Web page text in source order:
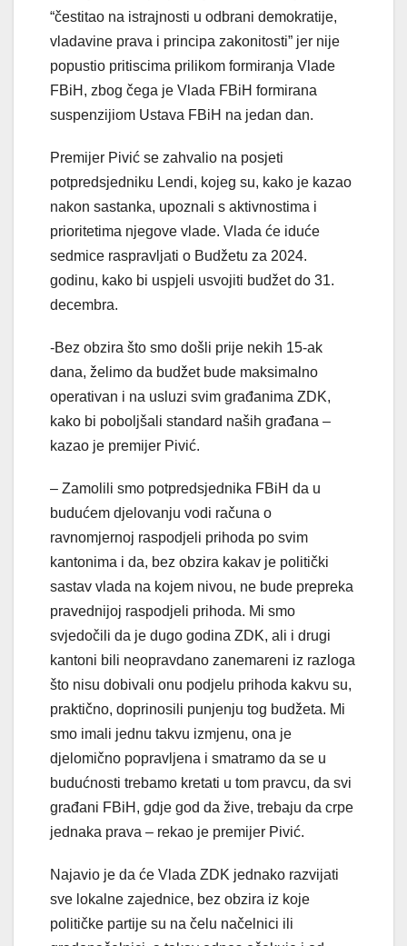
“čestitao na istrajnosti u odbrani demokratije,
vladavine prava i principa zakonitosti” jer nije
popustio pritiscima prilikom formiranja Vlade
FBiH, zbog čega je Vlada FBiH formirana
suspenzijiom Ustava FBiH na jedan dan.
Premijer Pivić se zahvalio na posjeti
potpredsjedniku Lendi, kojeg su, kako je kazao
nakon sastanka, upoznali s aktivnostima i
prioritetima njegove vlade. Vlada će iduće
sedmice raspravljati o Budžetu za 2024.
godinu, kako bi uspjeli usvojiti budžet do 31.
decembra.
-Bez obzira što smo došli prije nekih 15-ak
dana, želimo da budžet bude maksimalno
operativan i na usluzi svim građanima ZDK,
kako bi poboljšali standard naših građana –
kazao je premijer Pivić.
– Zamolili smo potpredsjednika FBiH da u
budućem djelovanju vodi računa o
ravnomjernoj raspodjeli prihoda po svim
kantonima i da, bez obzira kakav je politički
sastav vlada na kojem nivou, ne bude prepreka
pravednijoj raspodjeli prihoda. Mi smo
svjedočili da je dugo godina ZDK, ali i drugi
kantoni bili neopravdano zanemareni iz razloga
što nisu dobivali onu podjelu prihoda kakvu su,
praktično, doprinosili punjenju tog budžeta. Mi
smo imali jednu takvu izmjenu, ona je
djelomično popravljena i smatramo da se u
budućnosti trebamo kretati u tom pravcu, da svi
građani FBiH, gdje god da žive, trebaju da crpe
jednaka prava – rekao je premijer Pivić.
Najavio je da će Vlada ZDK jednako razvijati
sve lokalne zajednice, bez obzira iz koje
političke partije su na čelu načelnici ili